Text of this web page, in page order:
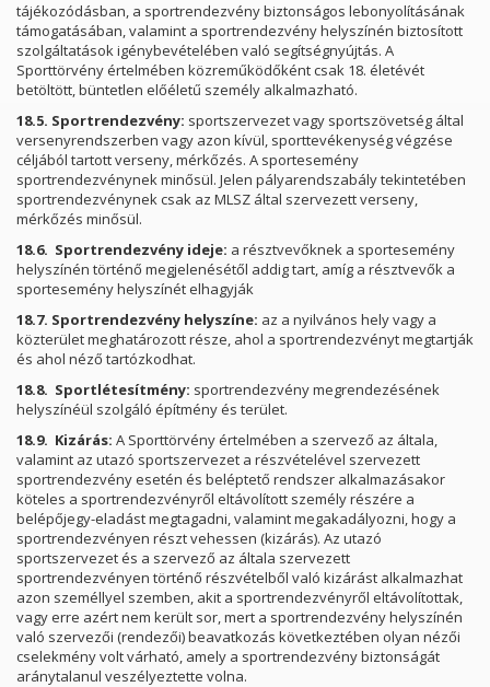
tájékozódásban, a sportrendezvény biztonságos lebonyolításának
támogatásában, valamint a sportrendezvény helyszínén biztosított
szolgáltatások igénybevételében való segítségnyújtás. A
Sporttörvény értelmében közreműködőként csak 18. életévét
betöltött, büntetlen előéletű személy alkalmazható.
18.5. Sportrendezvény: sportszervezet vagy sportszövetség által
versenyrendszerben vagy azon kívül, sporttevékenység végzése
céljából tartott verseny, mérkőzés. A sportesemény
sportrendezvénynek minősül. Jelen pályarendszabály tekintetében
sportrendezvénynek csak az MLSZ által szervezett verseny,
mérkőzés minősül.
18.6. Sportrendezvény ideje: a résztvevőknek a sportesemény
helyszínén történő megjelenésétől addig tart, amíg a résztvevők a
sportesemény helyszínét elhagyják
18.7. Sportrendezvény helyszíne: az a nyilvános hely vagy a
közterület meghatározott része, ahol a sportrendezvényt megtartják
és ahol néző tartózkodhat.
18.8. Sportlétesítmény: sportrendezvény megrendezésének
helyszínéül szolgáló építmény és terület.
18.9. Kizárás: A Sporttörvény értelmében a szervező az általa,
valamint az utazó sportszervezet a részvételével szervezett
sportrendezvény esetén és beléptető rendszer alkalmazásakor
köteles a sportrendezvényről eltávolított személy részére a
belépőjegy-eladást megtagadni, valamint megakadályozni, hogy a
sportrendezvényen részt vehessen (kizárás). Az utazó
sportszervezet és a szervező az általa szervezett
sportrendezvényen történő részvételből való kizárást alkalmazhat
azon személlyel szemben, akit a sportrendezvényről eltávolítottak,
vagy erre azért nem került sor, mert a sportrendezvény helyszínén
való szervezői (rendezői) beavatkozás következtében olyan nézői
cselekmény volt várható, amely a sportrendezvény biztonságát
aránytalanul veszélyeztette volna.